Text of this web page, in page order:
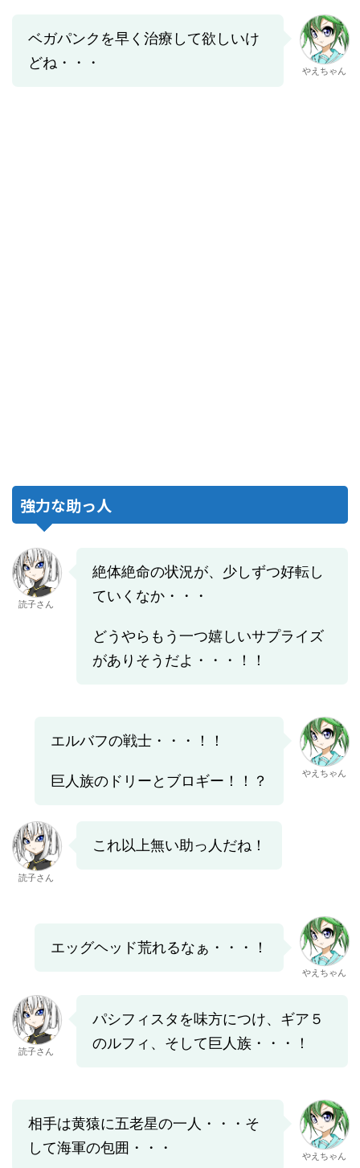
ベガパンクを早く治療して欲しいけ
どね・・・
やえちゃん
強力な助っ人
読子さん
絶体絶命の状況が、少しずつ好転し
ていくなか・・・
どうやらもう一つ嬉しいサプライズ
がありそうだよ・・・！！
エルバフの戦士・・・！！
巨人族のドリーとブロギー！！？ やえちゃん
読子さん
これ以上無い助っ人だね！
エッグヘッド荒れるなぁ・・・！
やえちゃん
読子さん
パシフィスタを味方につけ、ギア５
のルフィ、そして巨人族・・・！
相手は黄猿に五老星の一人・・・そ
して海軍の包囲・・・
やえちゃん